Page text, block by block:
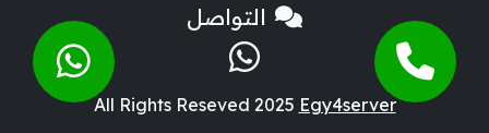
التواصل
All Rights Reseved 2025 Egy4server